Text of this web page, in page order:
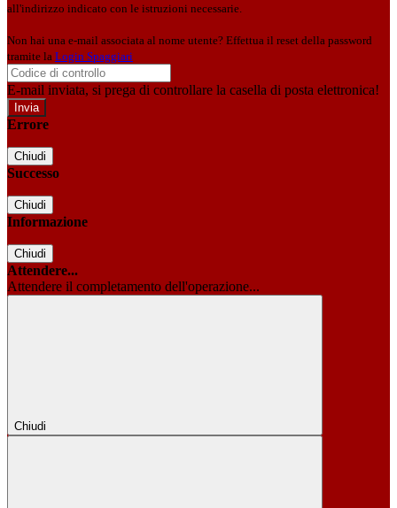
all'indirizzo indicato con le istruzioni necessarie.
Non hai una e-mail associata al nome utente? Effettua il reset della password
tramite la Login Spaggiari
E-mail inviata, si prega di controllare la casella di posta elettronica!
Errore
Chiudi
Successo
Chiudi
Informazione
Chiudi
Attendere...
Attendere il completamento dell'operazione...
Chiudi